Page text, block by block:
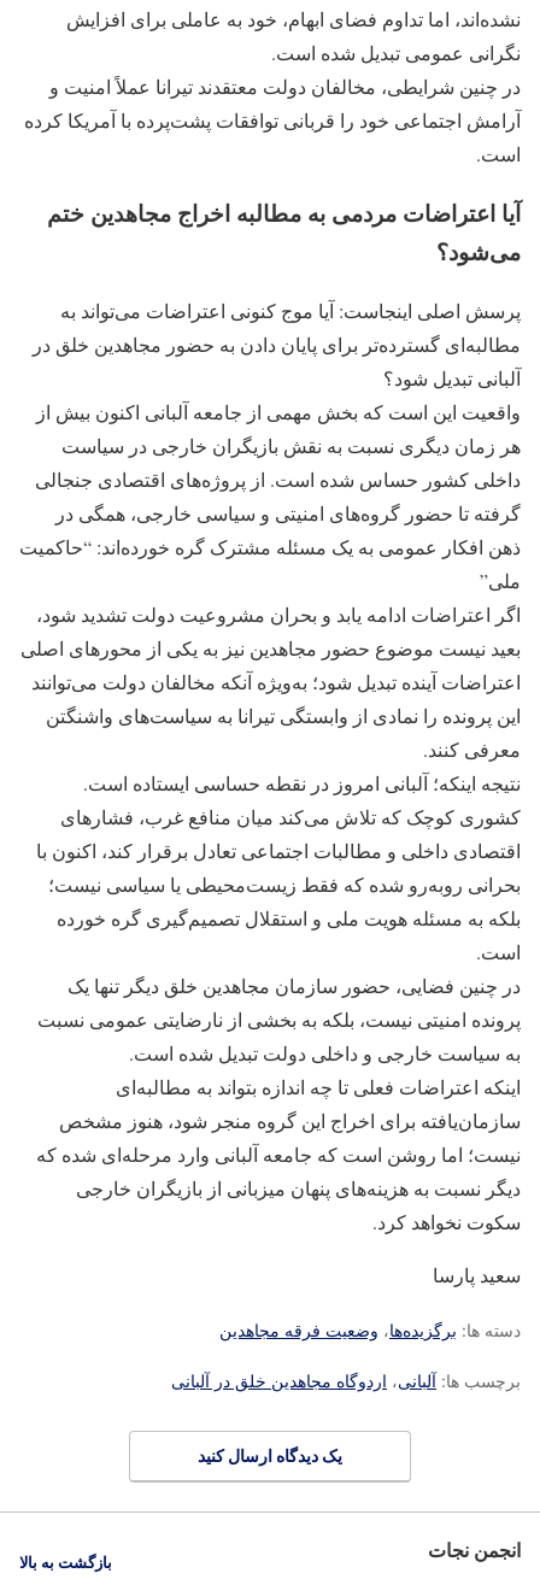
نشده‌اند، اما تداوم فضای ابهام، خود به عاملی برای افزایش
نگرانی عمومی تبدیل شده است.
در چنین شرایطی، مخالفان دولت معتقدند تیرانا عملاً امنیت و
آرامش اجتماعی خود را قربانی توافقات پشت‌پرده با آمریکا کرده
است.
آیا اعتراضات مردمی به مطالبه اخراج مجاهدین ختم
می‌شود؟
پرسش اصلی اینجاست: آیا موج کنونی اعتراضات می‌تواند به
مطالبه‌ای گسترده‌تر برای پایان دادن به حضور مجاهدین خلق در
آلبانی تبدیل شود؟
واقعیت این است که بخش مهمی از جامعه آلبانی اکنون بیش از
هر زمان دیگری نسبت به نقش بازیگران خارجی در سیاست
داخلی کشور حساس شده است. از پروژه‌های اقتصادی جنجالی
گرفته تا حضور گروه‌های امنیتی و سیاسی خارجی، همگی در
ذهن افکار عمومی به یک مسئله مشترک گره خورده‌اند: “حاکمیت
ملی”
اگر اعتراضات ادامه یابد و بحران مشروعیت دولت تشدید شود،
بعید نیست موضوع حضور مجاهدین نیز به یکی از محورهای اصلی
اعتراضات آینده تبدیل شود؛ به‌ویژه آنکه مخالفان دولت می‌توانند
این پرونده را نمادی از وابستگی تیرانا به سیاست‌های واشنگتن
معرفی کنند.
نتیجه اینکه؛ آلبانی امروز در نقطه حساسی ایستاده است.
کشوری کوچک که تلاش می‌کند میان منافع غرب، فشارهای
اقتصادی داخلی و مطالبات اجتماعی تعادل برقرار کند، اکنون با
بحرانی روبه‌رو شده که فقط زیست‌محیطی یا سیاسی نیست؛
بلکه به مسئله هویت ملی و استقلال تصمیم‌گیری گره خورده
است.
در چنین فضایی، حضور سازمان مجاهدین خلق دیگر تنها یک
پرونده امنیتی نیست، بلکه به بخشی از نارضایتی عمومی نسبت
به سیاست خارجی و داخلی دولت تبدیل شده است.
اینکه اعتراضات فعلی تا چه اندازه بتواند به مطالبه‌ای
سازمان‌یافته برای اخراج این گروه منجر شود، هنوز مشخص
نیست؛ اما روشن است که جامعه آلبانی وارد مرحله‌ای شده که
دیگر نسبت به هزینه‌های پنهان میزبانی از بازیگران خارجی
سکوت نخواهد کرد.
سعید پارسا
دسته ها: برگزیده‌ها، وضعیت فرقه مجاهدین
برچسب ها: آلبانی، اردوگاه مجاهدین خلق در آلبانی
یک دیدگاه ارسال کنید
انجمن نجات بازگشت به بالا